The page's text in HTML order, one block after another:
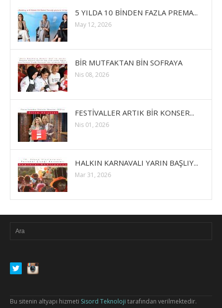
5 YILDA 10 BİNDEN FAZLA PREMA...
May 12, 2026
BİR MUTFAKTAN BİN SOFRAYA
Nis 08, 2026
FESTİVALLER ARTIK BİR KONSER...
Nis 01, 2026
HALKIN KARNAVALI YARIN BAŞLIY...
Mar 31, 2026
Bu sitenin altyapı hizmeti Sisord Teknoloji tarafından verilmektedir.